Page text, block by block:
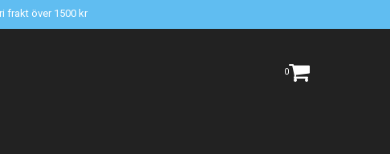
frakt över 1500 kr
0